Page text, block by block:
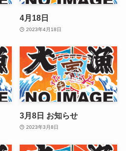
4月18日
2023年4月18日
3月8日 お知らせ
2023年3月8日